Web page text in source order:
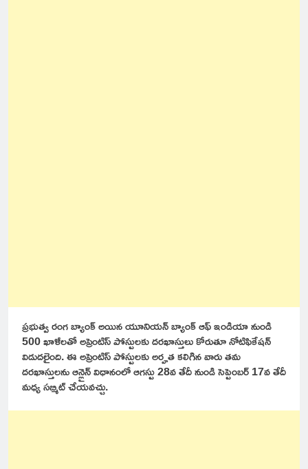
ప్రభుత్వ రంగ బ్యాంక్ అయిన యూనియన్ బ్యాంక్ ఆఫ్ ఇండియా నుండి
500 ఖాళీలతో అప్రెంటిస్ పోస్టులకు దరఖాస్తులు కోరుతూ నోటిఫికేషన్
విడుదలైంది. ఈ అప్రెంటిస్ పోస్టులకు అర్హత కలిగిన వారు తమ
దరఖాస్తులను ఆన్లైన్ విధానంలో ఆగస్టు 28వ తేదీ నుండి సెప్టెంబర్ 17వ తేదీ
మధ్య సబ్మిట్ చేయవచ్చు.